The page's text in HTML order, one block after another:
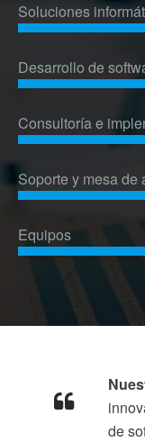
Soluciones
Desarrollo de
Consultoría e
Soporte y mesa de
Equipos
de